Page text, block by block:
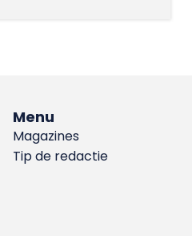
Menu
Magazines
Tip de redactie